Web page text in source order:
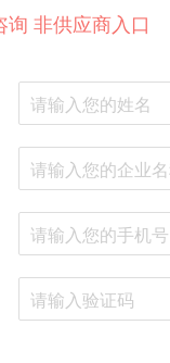
询 非供应商入口